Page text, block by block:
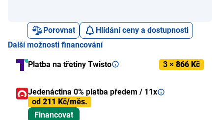
Porovnat
Hlídání ceny a dostupnosti
Další možnosti financování
Platba na třetiny Twisto 3 × 866 Kč
Jedenáctina 0% platba předem / 11x
od 211 Kč/měs.
Financovat